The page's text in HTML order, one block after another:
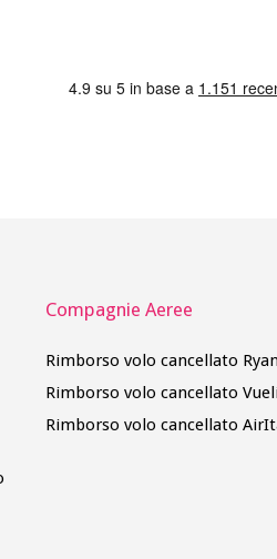
Compagnie Aeree
Rimborso volo cancellato
Rimborso volo cancellato
Rimborso volo cancellato